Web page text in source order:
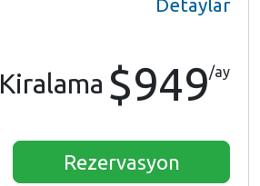
Detaylar
Kiralama $949/ay
Rezervasyon